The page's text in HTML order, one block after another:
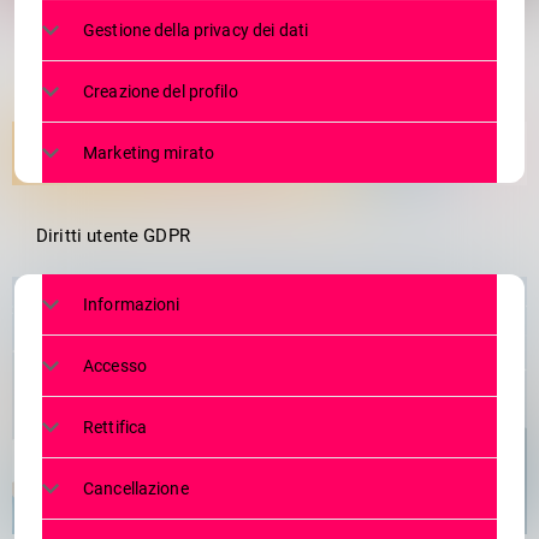
Gestione della privacy dei dati
Creazione del profilo
Marketing mirato
Diritti utente GDPR
Informazioni
Accesso
Rettifica
Cancellazione